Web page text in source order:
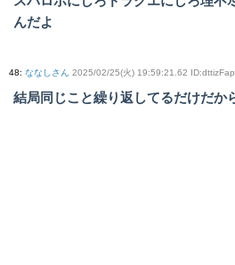
んだよ
48: ななしさん 2025/02/25(火) 19:59:21.62
結局同じこと繰り返してるだけだか